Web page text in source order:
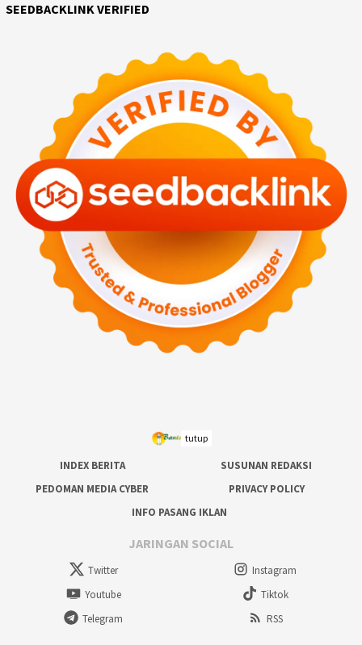
SEEDBACKLINK VERIFIED
INDEX BERITA
SUSUNAN REDAKSI
PEDOMAN MEDIA CYBER
PRIVACY POLICY
INFO PASANG IKLAN
JARINGAN SOCIAL
Twitter
Instagram
Youtube
Tiktok
Telegram
RSS
tutup